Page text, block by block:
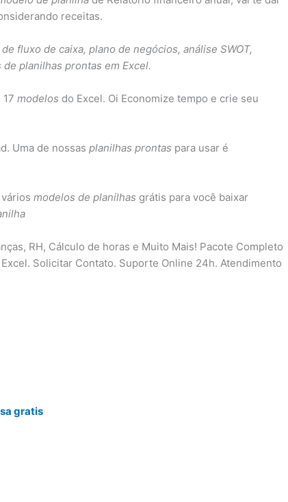
receitas.
fluxo de caixa, plano de negócios, análise SWOT,
planilhas prontas em Excel.
modelos do Excel. Oi Economize tempo e crie seu
Uma de nossas planilhas prontas para usar é
modelos de planilhas grátis para você baixar
RH, Cálculo de horas e Muito Mais! Pacote Completo
Solicitar Contato. Suporte Online 24h. Atendimento
gratis